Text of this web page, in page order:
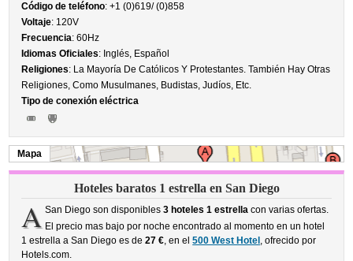
Código de teléfono: +1 (0)619/ (0)858
Voltaje: 120V
Frecuencia: 60Hz
Idiomas Oficiales: Inglés, Español
Religiones: La Mayoría De Católicos Y Protestantes. También Hay Otras
Religiones, Como Musulmanes, Budistas, Judíos, Etc.
Tipo de conexión eléctrica
Mapa
Hoteles baratos 1 estrella en San Diego
A San Diego son disponibles 3 hoteles 1 estrellacon varias ofertas.
El precio mas bajo por noche encontrado al momento en un hotel
1 estrella a San Diego es de27 €, en el500 West Hotel , ofrecido por
Hotels.com.